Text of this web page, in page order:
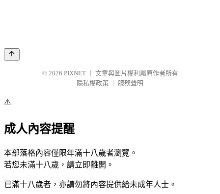
© 2026 PIXNET
文章與圖片權利屬原作者所有
隱私權政策
服務聲明
⚠️
成人內容提醒
本部落格內容僅限年滿十八歲者瀏覽。
若您未滿十八歲，請立即離開。
已滿十八歲者，亦請勿將內容提供給未成年人士。